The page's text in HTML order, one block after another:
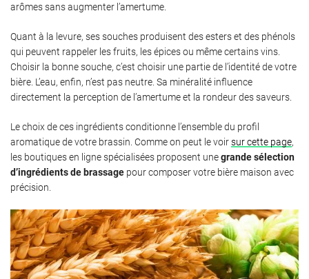
arômes sans augmenter l’amertume.
Quant à la levure, ses souches produisent des esters et des phénols
qui peuvent rappeler les fruits, les épices ou même certains vins.
Choisir la bonne souche, c’est choisir une partie de l’identité de votre
bière. L’eau, enfin, n’est pas neutre. Sa minéralité influence
directement la perception de l’amertume et la rondeur des saveurs.
Le choix de ces ingrédients conditionne l’ensemble du profil
aromatique de votre brassin. Comme on peut le voirsur cette page,
les boutiques en ligne spécialisées proposent unegrande sélection
d’ingrédients de brassage pour composer votre bière maison avec
précision.